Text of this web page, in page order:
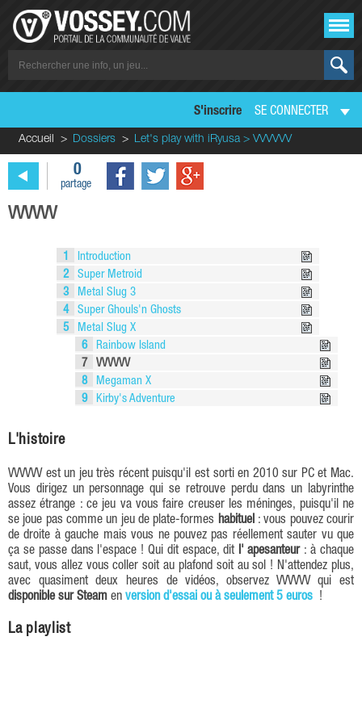
S'inscrire SE CONNECTER
Accueil Dossiers Let's play with iRyusa > VVVVVV
0
partage
VVVVVV
1
Introduction
2
Super Metroid
3
Metal Slug 3
4
Super Ghouls'n Ghosts
5
Metal Slug X
6
Rainbow Island
7
VVVVVV
8
Megaman X
9
Kirby's Adventure
L'histoire
VVVVVV est un jeu très récent puisqu'il est sorti en 2010 sur PC et Mac.
Vous dirigez un personnage qui se retrouve perdu dans un labyrinthe
assez étrange : ce jeu va vous faire creuser les méninges, puisqu'il ne
se joue pas comme un jeu de plate-formes habituel: vous pouvez courir
de droite à gauche mais vous ne pouvez pas réellement sauter vu que
ça se passe dans l'espace ! Qui dit espace, dit l' apesanteur: à chaque
saut, vous allez vous coller soit au plafond soit au sol ! N'attendez plus,
avec quasiment deux heures de vidéos, observez VVVVVV qui est
disponible sur Steam en version d'essai ou à seulement 5 euros !
La playlist